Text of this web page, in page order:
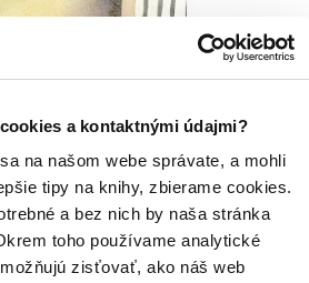
a kontaktnými údajmi?
na našom webe správate, a mohli
tipy na knihy, zbierame cookies.
a bez nich by naša stránka
toho používame analytické
zisťovať, ako náš web